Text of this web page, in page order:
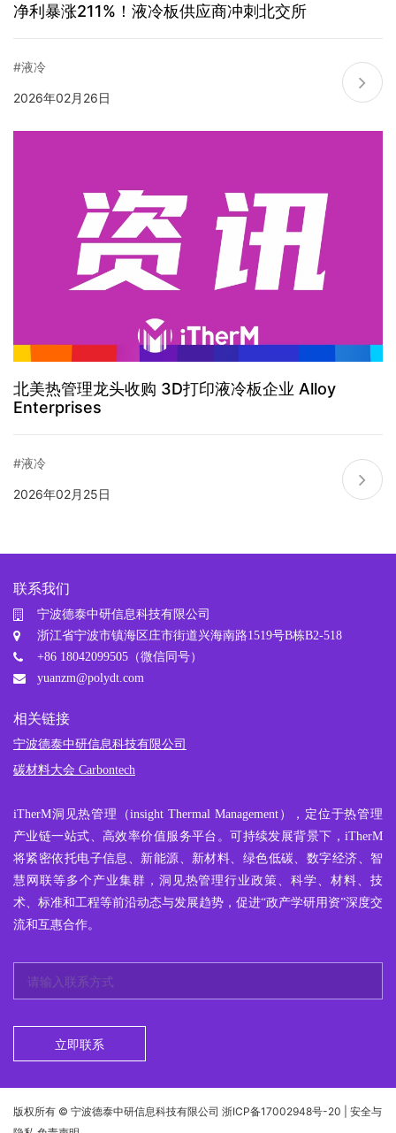
净利暴涨211%！液冷板供应商冲刺北交所
#液冷
2026年02月26日
北美热管理龙头收购 3D打印液冷板企业 Alloy
Enterprises
#液冷
2026年02月25日
联系我们
宁波德泰中研信息科技有限公司
浙江省宁波市镇海区庄市街道兴海南路1519号B栋B2-518
+86 18042099505（微信同号）
yuanzm@polydt.com
相关链接
宁波德泰中研信息科技有限公司
碳材料大会 Carbontech
iTherM洞见热管理
（insight Thermal Management），定位于热管理
产业链一站式、高效率价值服务平台。可持续发展背景下，iTherM
将紧密依托电子信息、新能源、新材料、绿色低碳、数字经济、智
慧网联等多个产业集群，洞见热管理行业政策、科学、材料、技
术、标准和工程等前沿动态与发展趋势，促进“政产学研用资”深度交
流和互惠合作。
立即联系
版权所有 © 宁波德泰中研信息科技有限公司 浙ICP备17002948号-20 | 安全与